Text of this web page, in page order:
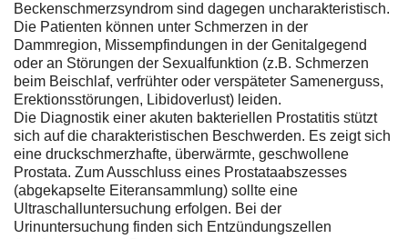
Beckenschmerzsyndrom sind dagegen uncharakteristisch.
Die Patienten können unter Schmerzen in der
Dammregion, Missempfindungen in der Genitalgegend
oder an Störungen der Sexualfunktion (z.B. Schmerzen
beim Beischlaf, verfrühter oder verspäteter Samenerguss,
Erektionsstörungen, Libidoverlust) leiden.
Die Diagnostik einer akuten bakteriellen Prostatitis stützt
sich auf die charakteristischen Beschwerden. Es zeigt sich
eine druckschmerzhafte, überwärmte, geschwollene
Prostata. Zum Ausschluss eines Prostataabszesses
(abgekapselte Eiteransammlung) sollte eine
Ultraschalluntersuchung erfolgen. Bei der
Urinuntersuchung finden sich Entzündungszellen